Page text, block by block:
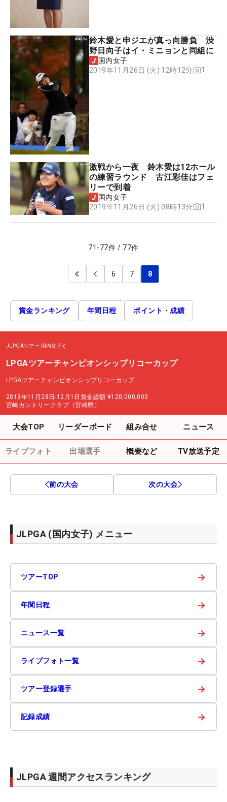
鈴木愛と申ジエが真っ向勝負 渋
野日向子はイ・ミニョンと同組に
国内女子
2019年11月26日 (火) 12時12分
1
激戦から一夜 鈴木愛は12ホール
の練習ラウンド 古江彩佳はフェ
リーで到着
国内女子
2019年11月26日 (火) 08時13分
1
71 -77件 / 77件
6 7 8
賞金ランキング 年間日程 ポイント・成績
JLPGAツアー 国内女子
LPGAツアーチャンピオンシップリコーカップ
LPGAツアーチャンピオンシップリコーカップ
2019年11月28日-12月1日 賞金総額 ¥120,000,000
宮崎カントリークラブ（宮崎県）
大会TOP リーダーボード 組み合せ ニュース
ライブフォト 出場選手 概要など TV放送予定
前の大会 次の大会
JLPGA (国内女子) メニュー
ツアーTOP →
年間日程 →
ニュース一覧 →
ライブフォト一覧 →
ツアー登録選手 →
記録成績 →
JLPGA 週間アクセスランキング